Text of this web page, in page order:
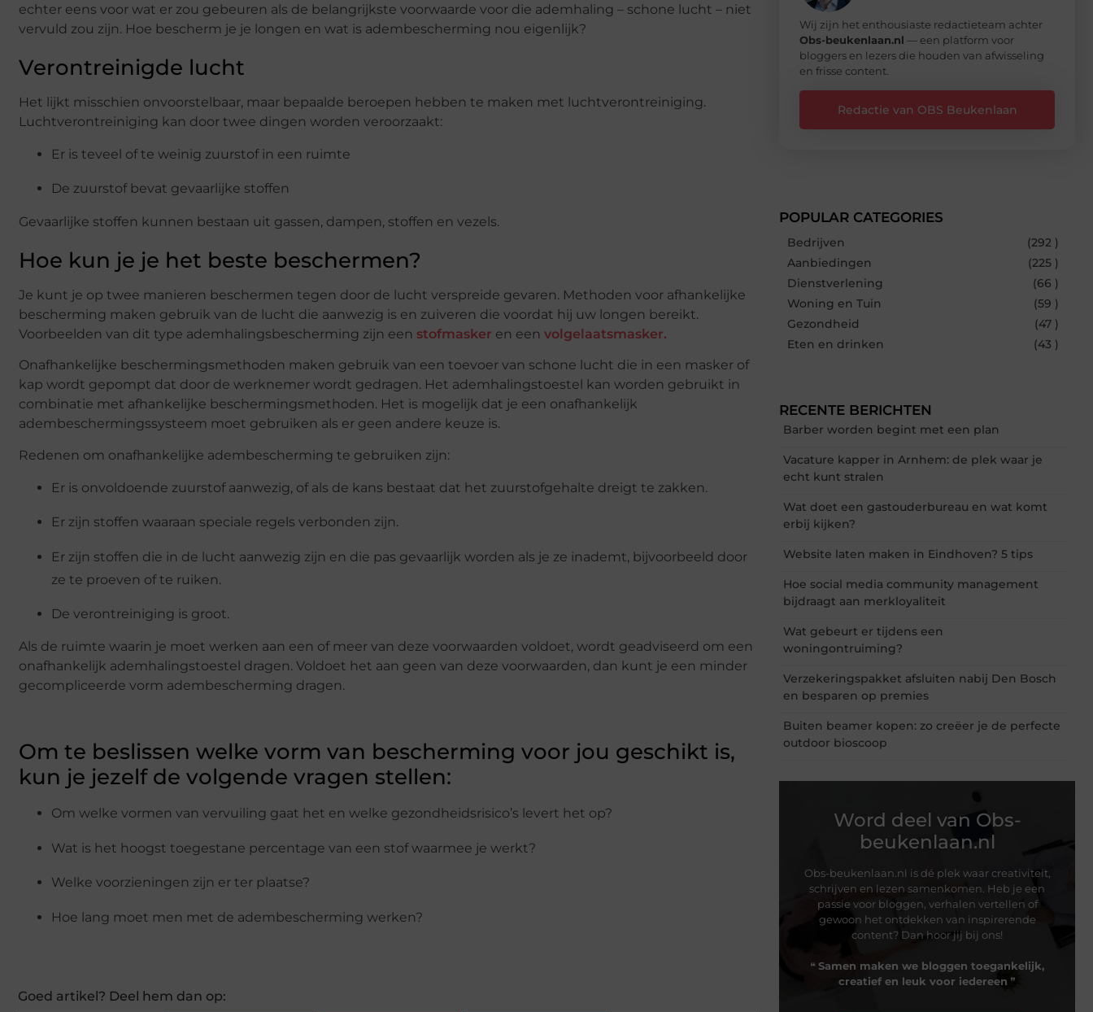
echter eens voor wat er zou gebeuren als de belangrijkste voorwaarde voor die ademhaling – schone lucht – niet
vervuld zou zijn. Hoe bescherm je je longen en wat is adembescherming nou eigenlijk?
Verontreinigde lucht
Het lijkt misschien onvoorstelbaar, maar bepaalde beroepen hebben te maken met luchtverontreiniging.
Luchtverontreiniging kan door twee dingen worden veroorzaakt:
Er is teveel of te weinig zuurstof in een ruimte
De zuurstof bevat gevaarlijke stoffen
Gevaarlijke stoffen kunnen bestaan uit gassen, dampen, stoffen en vezels.
Hoe kun je je het beste beschermen?
Je kunt je op twee manieren beschermen tegen door de lucht verspreide gevaren. Methoden voor afhankelijke
bescherming maken gebruik van de lucht die aanwezig is en zuiveren die voordat hij uw longen bereikt.
Voorbeelden van dit type ademhalingsbescherming zijn een stofmasker en een volgelaatsmasker.
Onafhankelijke beschermingsmethoden maken gebruik van een toevoer van schone lucht die in een masker of
kap wordt gepompt dat door de werknemer wordt gedragen. Het ademhalingstoestel kan worden gebruikt in
combinatie met afhankelijke beschermingsmethoden. Het is mogelijk dat je een onafhankelijk
adembeschermingssysteem moet gebruiken als er geen andere keuze is.
Redenen om onafhankelijke adembescherming te gebruiken zijn:
Er is onvoldoende zuurstof aanwezig, of als de kans bestaat dat het zuurstofgehalte dreigt te zakken.
Er zijn stoffen waaraan speciale regels verbonden zijn.
Er zijn stoffen die in de lucht aanwezig zijn en die pas gevaarlijk worden als je ze inademt, bijvoorbeeld door
ze te proeven of te ruiken.
De verontreiniging is groot.
Als de ruimte waarin je moet werken aan een of meer van deze voorwaarden voldoet, wordt geadviseerd om een
onafhankelijk ademhalingstoestel dragen. Voldoet het aan geen van deze voorwaarden, dan kunt je een minder
gecompliceerde vorm adembescherming dragen.
Om te beslissen welke vorm van bescherming voor jou geschikt is,
kun je jezelf de volgende vragen stellen:
Om welke vormen van vervuiling gaat het en welke gezondheidsrisico’s levert het op?
Wat is het hoogst toegestane percentage van een stof waarmee je werkt?
Welke voorzieningen zijn er ter plaatse?
Hoe lang moet men met de adembescherming werken?
Goed artikel? Deel hem dan op:
Wij zijn het enthousiaste redactieteam achter
Obs-beukenlaan.nl — een platform voor
bloggers en lezers die houden van afwisseling
en frisse content.
Redactie van OBS Beukenlaan
POPULAR CATEGORIES
Bedrijven
(292 )
Aanbiedingen
(225 )
Dienstverlening
(66 )
Woning en Tuin
(59 )
Gezondheid
(47 )
Eten en drinken
(43 )
RECENTE BERICHTEN
Barber worden begint met een plan
Vacature kapper in Arnhem: de plek waar je
echt kunt stralen
Wat doet een gastouderbureau en wat komt
erbij kijken?
Website laten maken in Eindhoven? 5 tips
Hoe social media community management
bijdraagt aan merkloyaliteit
Wat gebeurt er tijdens een
woningontruiming?
Verzekeringspakket afsluiten nabij Den Bosch
en besparen op premies
Buiten beamer kopen: zo creëer je de perfecte
outdoor bioscoop
Word deel van Obs-
beukenlaan.nl
Obs-beukenlaan.nl is dé plek waar creativiteit,
schrijven en lezen samenkomen. Heb je een
passie voor bloggen, verhalen vertellen of
gewoon het ontdekken van inspirerende
content? Dan hoor jij bij ons!
❝ Samen maken we bloggen toegankelijk,
creatief en leuk voor iedereen ❞